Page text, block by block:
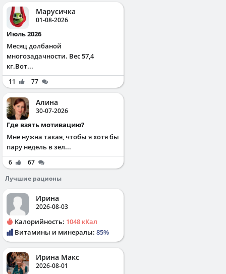
Марусичка
01-08-2026
Июль 2026
Месяц долбаной
многозадачности. Вес 57,4
кг.Вот...
11 77
Алина
30-07-2026
Где взять мотивацию?
Мне нужна такая, чтобы я хотя бы
пару недель в зел...
6
67
Лучшие рационы
Ирина
2026-08-03
Калорийность: 1048 кКал
Витамины и минералы: 85%
Ирина Макс
2026-08-01